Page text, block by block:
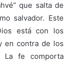
que salta de
salvador. Este
está con los
en contra de los
La fe comporta